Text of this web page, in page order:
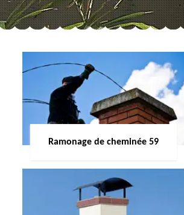
Ramonage de cheminée 59